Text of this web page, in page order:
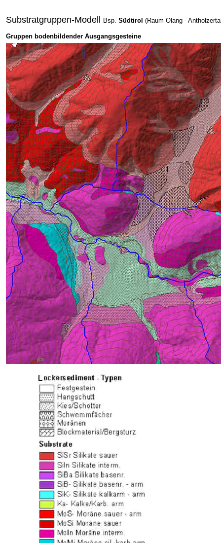
Substratgruppen-Modell Bsp. Südtirol (Raum Olang -
Gruppen bodenbildender Ausgangsgesteine